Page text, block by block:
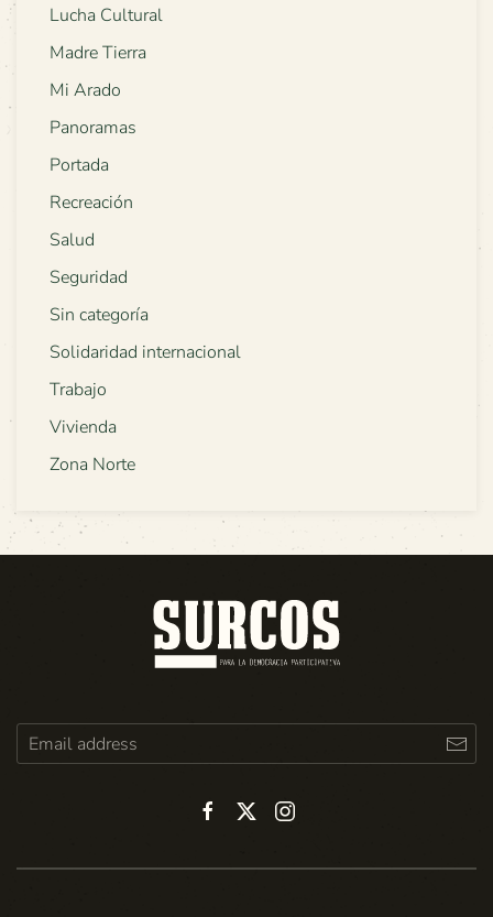
Lucha Cultural
Madre Tierra
Mi Arado
Panoramas
Portada
Recreación
Salud
Seguridad
Sin categoría
Solidaridad internacional
Trabajo
Vivienda
Zona Norte